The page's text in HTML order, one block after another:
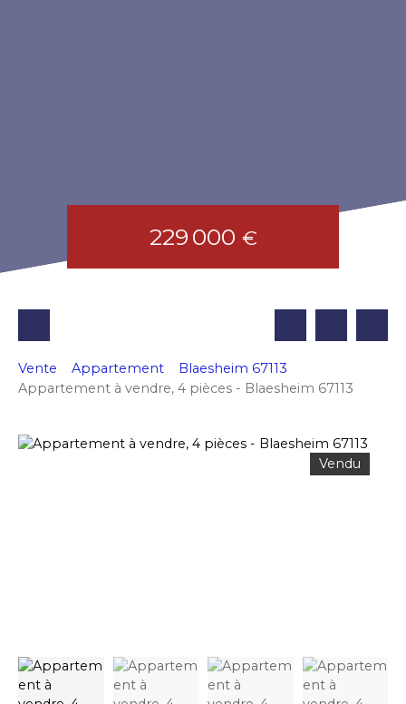
229 000 €
Vente Appartement
Blaesheim 67113
Appartement à vendre, 4 pièces - Blaesheim 67113
Vendu